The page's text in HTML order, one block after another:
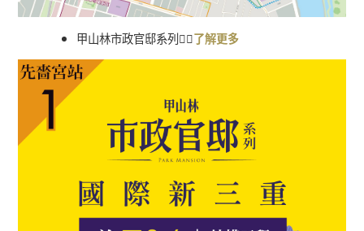
甲山林市政官邸系列👉🏻了解更多